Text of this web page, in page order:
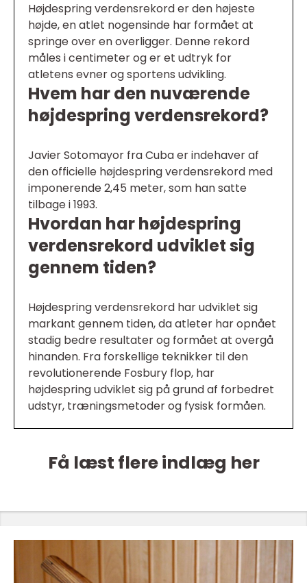
Højdespring verdensrekord er den højeste
højde, en atlet nogensinde har formået at
springe over en overligger. Denne rekord
måles i centimeter og er et udtryk for
atletens evner og sportens udvikling.
Hvem har den nuværende
højdespring verdensrekord?
Javier Sotomayor fra Cuba er indehaver af
den officielle højdespring verdensrekord med
imponerende 2,45 meter, som han satte
tilbage i 1993.
Hvordan har højdespring
verdensrekord udviklet sig
gennem tiden?
Højdespring verdensrekord har udviklet sig
markant gennem tiden, da atleter har opnået
stadig bedre resultater og formået at overgå
hinanden. Fra forskellige teknikker til den
revolutionerende Fosbury flop, har
højdespring udviklet sig på grund af forbedret
udstyr, træningsmetoder og fysisk formåen.
Få læst flere indlæg her